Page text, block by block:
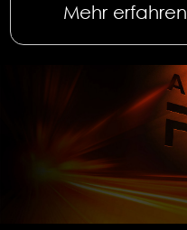
Mehr erfahren